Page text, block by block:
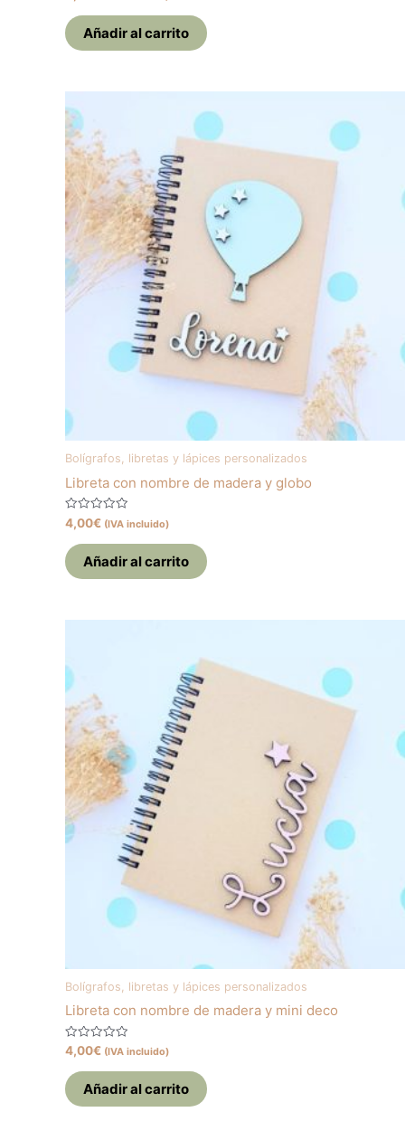
con
de
5
Añadir al carrito
Bolígrafos, libretas y lápices personalizados
Libreta con nombre de madera y globo
Valorado
con
de
5
4,00€ (IVA incluido)
Añadir al carrito
Bolígrafos, libretas y lápices personalizados
Libreta con nombre de madera y mini deco
Valorado
con
de
5
4,00€ (IVA incluido)
Añadir al carrito